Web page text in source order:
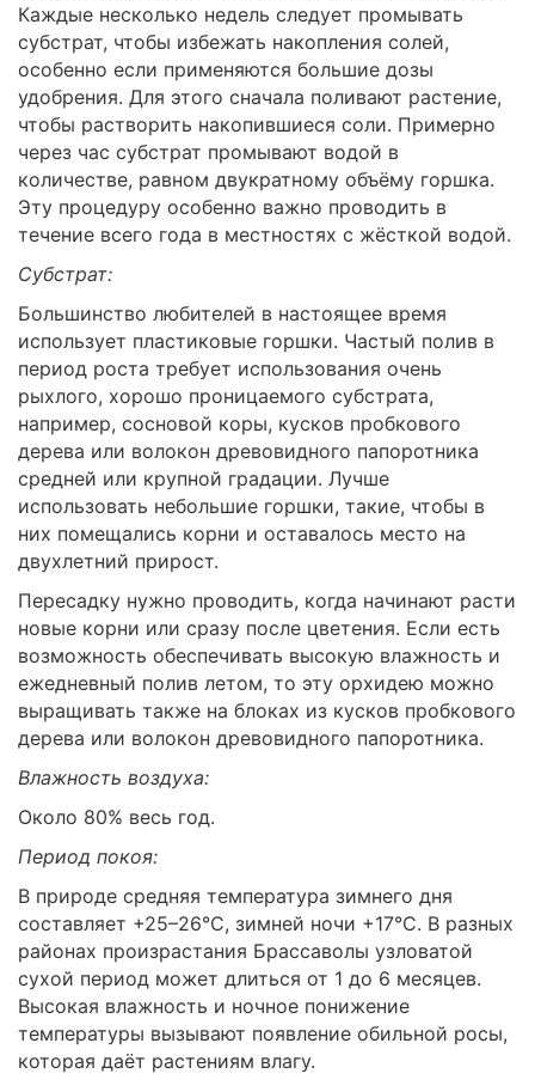
Каждые несколько недель следует промывать
субстрат, чтобы избежать накопления солей,
особенно если применяются большие дозы
удобрения. Для этого сначала поливают растение,
чтобы растворить накопившиеся соли. Примерно
через час субстрат промывают водой в
количестве, равном двукратному объёму горшка.
Эту процедуру особенно важно проводить в
течение всего года в местностях с жёсткой водой.
Субстрат:
Большинство любителей в настоящее время
использует пластиковые горшки. Частый полив в
период роста требует использования очень
рыхлого, хорошо проницаемого субстрата,
например, сосновой коры, кусков пробкового
дерева или волокон древовидного папоротника
средней или крупной градации. Лучше
использовать небольшие горшки, такие, чтобы в
них помещались корни и оставалось место на
двухлетний прирост.
Пересадку нужно проводить, когда начинают расти
новые корни или сразу после цветения. Если есть
возможность обеспечивать высокую влажность и
ежедневный полив летом, то эту орхидею можно
выращивать также на блоках из кусков пробкового
дерева или волокон древовидного папоротника.
Влажность воздуха:
Около 80% весь год.
Период покоя:
В природе средняя температура зимнего дня
составляет +25–26°С, зимней ночи +17°С. В разных
районах произрастания Брассаволы узловатой
сухой период может длиться от 1 до 6 месяцев.
Высокая влажность и ночное понижение
температуры вызывают появление обильной росы,
которая даёт растениям влагу.